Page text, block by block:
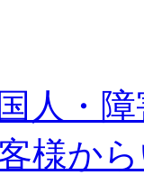
人・
様か